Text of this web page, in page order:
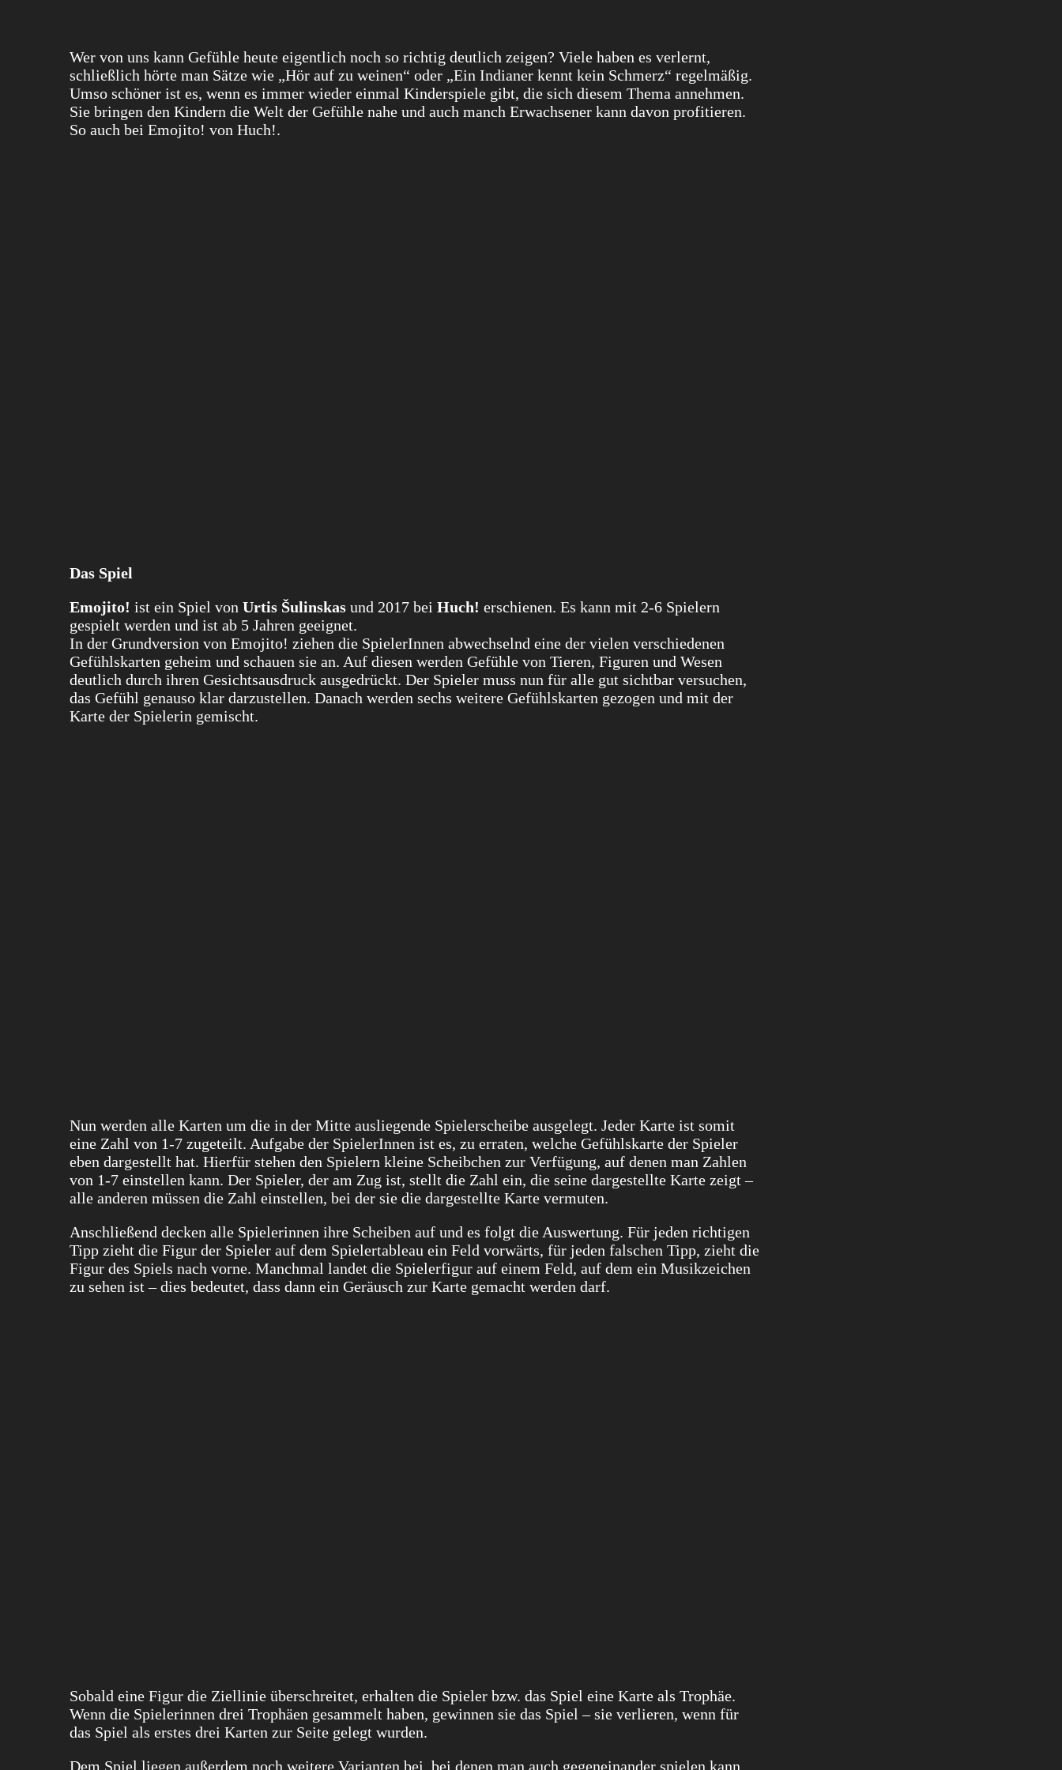
Wer von uns kann Gefühle heute eigentlich noch so richtig deutlich zeigen? Viele haben es verlernt,
schließlich hörte man Sätze wie „Hör auf zu weinen“ oder „Ein Indianer kennt kein Schmerz“ regelmäßig.
Umso schöner ist es, wenn es immer wieder einmal Kinderspiele gibt, die sich diesem Thema annehmen.
Sie bringen den Kindern die Welt der Gefühle nahe und auch manch Erwachsener kann davon profitieren.
So auch bei Emojito! von Huch!.
Das Spiel
Emojito! ist ein Spiel von Urtis Šulinskas und 2017 bei Huch! erschienen. Es kann mit 2-6 Spielern
gespielt werden und ist ab 5 Jahren geeignet.
In der Grundversion von Emojito! ziehen die SpielerInnen abwechselnd eine der vielen verschiedenen
Gefühlskarten geheim und schauen sie an. Auf diesen werden Gefühle von Tieren, Figuren und Wesen
deutlich durch ihren Gesichtsausdruck ausgedrückt. Der Spieler muss nun für alle gut sichtbar versuchen,
das Gefühl genauso klar darzustellen. Danach werden sechs weitere Gefühlskarten gezogen und mit der
Karte der Spielerin gemischt.
Nun werden alle Karten um die in der Mitte ausliegende Spielerscheibe ausgelegt. Jeder Karte ist somit
eine Zahl von 1-7 zugeteilt. Aufgabe der SpielerInnen ist es, zu erraten, welche Gefühlskarte der Spieler
eben dargestellt hat. Hierfür stehen den Spielern kleine Scheibchen zur Verfügung, auf denen man Zahlen
von 1-7 einstellen kann. Der Spieler, der am Zug ist, stellt die Zahl ein, die seine dargestellte Karte zeigt –
alle anderen müssen die Zahl einstellen, bei der sie die dargestellte Karte vermuten.
Anschließend decken alle Spielerinnen ihre Scheiben auf und es folgt die Auswertung. Für jeden richtigen
Tipp zieht die Figur der Spieler auf dem Spielertableau ein Feld vorwärts, für jeden falschen Tipp, zieht die
Figur des Spiels nach vorne. Manchmal landet die Spielerfigur auf einem Feld, auf dem ein Musikzeichen
zu sehen ist – dies bedeutet, dass dann ein Geräusch zur Karte gemacht werden darf.
Sobald eine Figur die Ziellinie überschreitet, erhalten die Spieler bzw. das Spiel eine Karte als Trophäe.
Wenn die Spielerinnen drei Trophäen gesammelt haben, gewinnen sie das Spiel – sie verlieren, wenn für
das Spiel als erstes drei Karten zur Seite gelegt wurden.
Dem Spiel liegen außerdem noch weitere Varianten bei, bei denen man auch gegeneinander spielen kann.